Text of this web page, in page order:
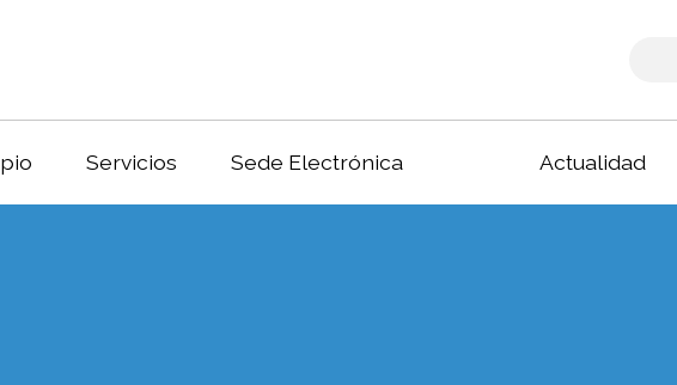
Servicios Sede Electrónica Actualidad